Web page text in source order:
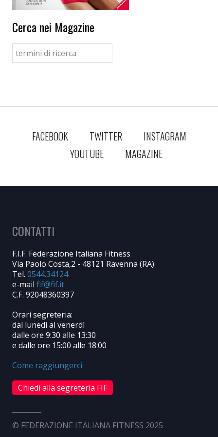
Cerca nei Magazine
FACEBOOK TWITTER
INSTAGRAM
YOUTUBE
MAGAZINE
CONTATTI
F.I.F. Federazione Italiana Fitness
Via Paolo Costa,2 - 48121 Ravenna (RA)
Tel. 0544.34124
e-mail
C.F. 92048360397
Orari segreteria:
dal lunedì al venerdì
dalle ore 9:30 alle 13:30
e dalle ore 15:00 alle 18:00
Come raggiungerci
Chiedi alla segreteria FIF
© FEDERAZIONE ITALIANA FITNESS 2025